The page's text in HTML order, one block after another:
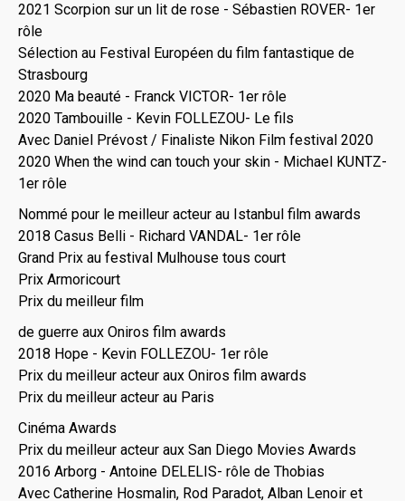
2021 Scorpion sur un lit de rose - Sébastien ROVER- 1er
rôle
Sélection au Festival Européen du film fantastique de
Strasbourg
2020 Ma beauté - Franck VICTOR- 1er rôle
2020 Tambouille - Kevin FOLLEZOU- Le fils
Avec Daniel Prévost / Finaliste Nikon Film festival 2020
2020 When the wind can touch your skin - Michael KUNTZ-
1er rôle
Nommé pour le meilleur acteur au Istanbul film awards
2018 Casus Belli - Richard VANDAL- 1er rôle
Grand Prix au festival Mulhouse tous court
Prix Armoricourt
Prix du meilleur film
de guerre aux Oniros film awards
2018 Hope - Kevin FOLLEZOU- 1er rôle
Prix du meilleur acteur aux Oniros film awards
Prix du meilleur acteur au Paris
Cinéma Awards
Prix du meilleur acteur aux San Diego Movies Awards
2016 Arborg - Antoine DELELIS- rôle de Thobias
Avec Catherine Hosmalin, Rod Paradot, Alban Lenoir et